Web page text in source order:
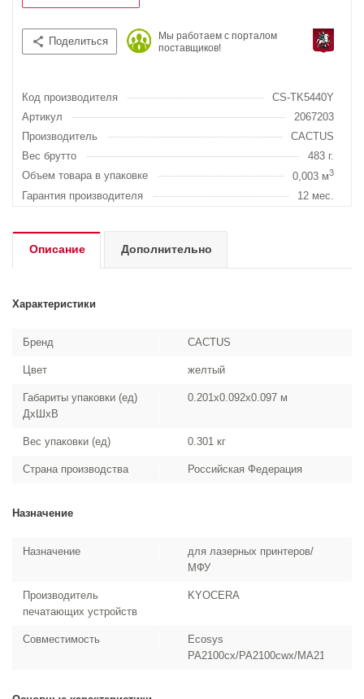
Поделиться
Мы работаем с порталом
поставщиков!
Код производителя
CS-TK5440Y
Артикул
2067203
Производитель
CACTUS
Вес брутто
483 г.
Объем товара в упаковке
0,003 м3
Гарантия производителя 12 мес.
Описание Дополнительно
Характеристики
Бренд CACTUS
Цвет желтый
Габариты упаковки (ед)
ДхШхВ
0.201x0.092x0.097 м
Вес упаковки (ед) 0.301 кг
Страна производства Российская Федерация
Назначение
Назначение
для лазерных принтеров/
МФУ
Производитель
печатающих устройств
KYOCERA
Совместимость
Ecosys
PA2100cx/PA2100cwx/MA2100cfx/